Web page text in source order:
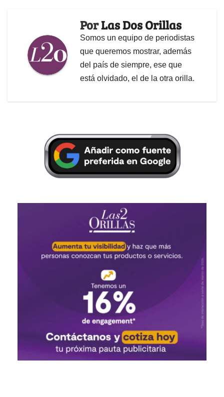
PorLas Dos Orillas
Somos un equipo de periodistas
que queremos mostrar, además
del país de siempre, ese que
está olvidado, el de la otra orilla.